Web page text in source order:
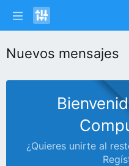
Nuevos mensajes
¿Quieres unirte al